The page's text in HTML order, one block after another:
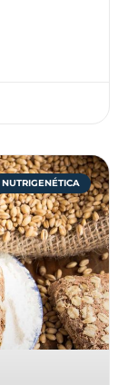
NUTRIGENÉTICA